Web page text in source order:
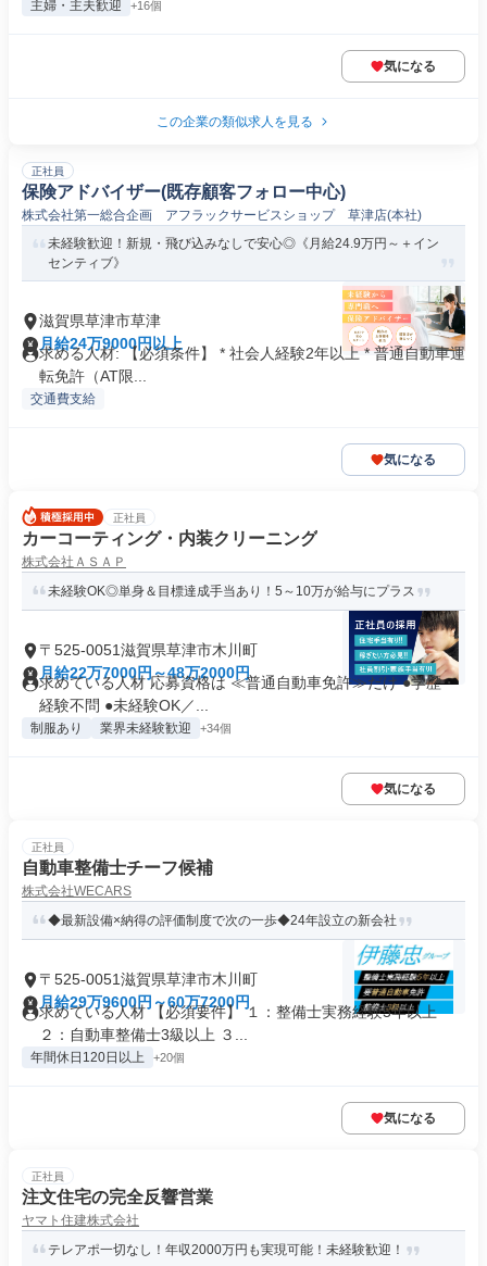
主婦・主夫歓迎 +16個
気になる
この企業の類似求人を見る
正社員
保険アドバイザー(既存顧客フォロー中心)
株式会社第一総合企画 アフラックサービスショップ 草津店(本社)
未経験歓迎！新規・飛び込みなしで安心◎《月給24.9万円～＋イン
センティブ》
滋賀県草津市草津
月給24万9000円以上
求める人材: 【必須条件】 * 社会人経験2年以上 * 普通自動車運
転免許（AT限...
交通費支給
気になる
正社員
カーコーティング・内装クリーニング
株式会社ＡＳＡＰ
未経験OK◎単身＆目標達成手当あり！5～10万が給与にプラス
〒525-0051滋賀県草津市木川町
月給22万7000円～48万2000円
求めている人材 応募資格は ≪普通自動車免許≫だけ ●学歴・
経験不問 ●未経験OK／...
制服あり 業界未経験歓迎 +34個
気になる
正社員
自動車整備士チーフ候補
株式会社WECARS
◆最新設備×納得の評価制度で次の一歩◆24年設立の新会社
〒525-0051滋賀県草津市木川町
月給29万9600円～60万7200円
求めている人材 【必須要件】 １：整備士実務経験5年以上
２：自動車整備士3級以上 ３...
年間休日120日以上 +20個
気になる
正社員
注文住宅の完全反響営業
ヤマト住建株式会社
テレアポ一切なし！年収2000万円も実現可能！未経験歓迎！